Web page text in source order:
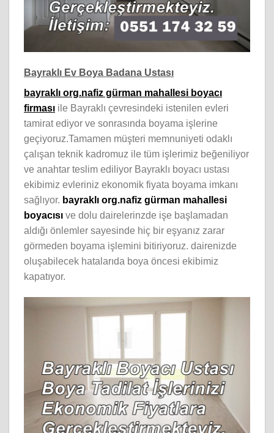
Bayraklı Ev Boya Badana Ustası
bayraklı org.nafiz gürman mahallesi boyacı
firması ile Bayraklı çevresindeki istenilen evleri
tamirat ediyor ve sonrasında boyama işlerine
geçiyoruz.Tamamen müşteri memnuniyeti odaklı
çalışan teknik kadromuz ile tüm işlerimiz beğeniliyor
ve anahtar teslim ediliyor Bayraklı boyacı ustası
ekibimiz evleriniz ekonomik fiyata boyama imkanı
sağlıyor. bayraklı org.nafiz gürman mahallesi
boyacısı ve dolu dairelerinzde işe başlamadan
aldığı önlemler sayesinde hiç bir eşyanız zarar
görmeden boyama işlemini bitiriyoruz. dairenizde
oluşabilecek hatalarıda boya öncesi ekibimiz
kapatıyor.